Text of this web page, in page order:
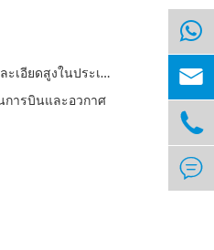
ชุดแรกของเครื่องตรวจจับแม่เหล็กรั่วความละเอียดสูงในประเทศจีน
การบินและอวกาศ


